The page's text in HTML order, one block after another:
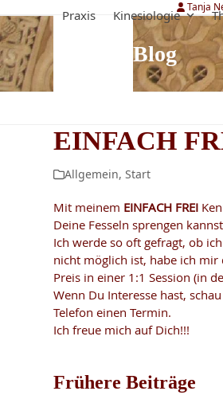
to
content
Tanja
Praxis Kinesiologie
Blog
EINFACH
Allgemein,Start
Mit meinem EINFACH FREI
Deine Fesseln sprengen
Ich werde so oft gefragt, ob
nicht möglich ist, habe ich
Preis in einer 1:1 Session (in
Wenn Du Interesse hast,
Telefon einen Termin.
Ich freue mich auf Dich!!!
Frühere Beiträge